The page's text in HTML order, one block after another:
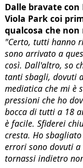
Dalle bravate
Viola Park coi
qualcosa che non
"Certo, tutti hanno
sono arrivato a
così. Dall'altro, so
tanti sbagli, dovuti
mediatica che mi è
pressioni che ho
bocca di tutti a 18
è facile. Sfiderei
cresta. Ho
errori sono dovuti a
tornassi indietro